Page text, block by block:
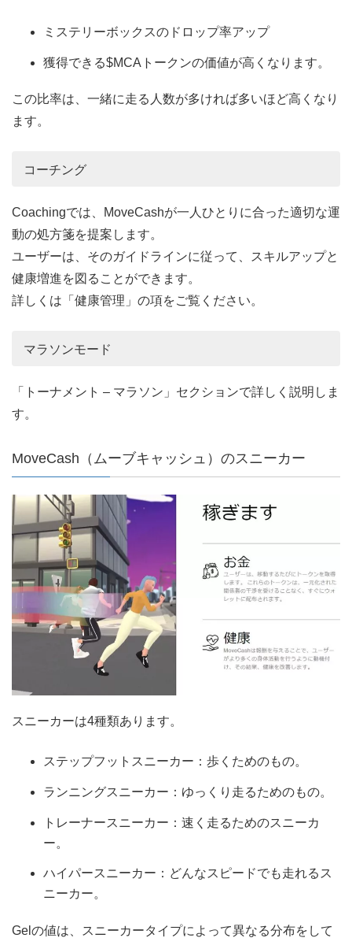
ミステリーボックスのドロップ率アップ
獲得できる$MCAトークンの価値が高くなります。
この比率は、一緒に走る人数が多ければ多いほど高くなり
ます。
コーチング
Coachingでは、MoveCashが一人ひとりに合った適切な運
動の処方箋を提案します。
ユーザーは、そのガイドラインに従って、スキルアップと
健康増進を図ることができます。
詳しくは「健康管理」の項をご覧ください。
マラソンモード
「トーナメント – マラソン」セクションで詳しく説明しま
す。
MoveCash（ムーブキャッシュ）のスニーカー
スニーカーは4種類あります。
ステップフットスニーカー：歩くためのもの。
ランニングスニーカー：ゆっくり走るためのもの。
トレーナースニーカー：速く走るためのスニーカ
ー。
ハイパースニーカー：どんなスピードでも走れるス
ニーカー。
Gelの値は、スニーカータイプによって異なる分布をして